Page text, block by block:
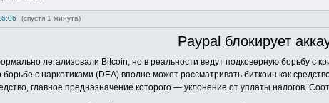
(спустя 1 минута)
Paypal блокирует
легализовали Bitcoin, но в реальности ведут подковерную борьбу
с наркотиками (DEA) вполне может рассматривать биткоин как
главное предназначение которого — уклонение от уплаты налогов.